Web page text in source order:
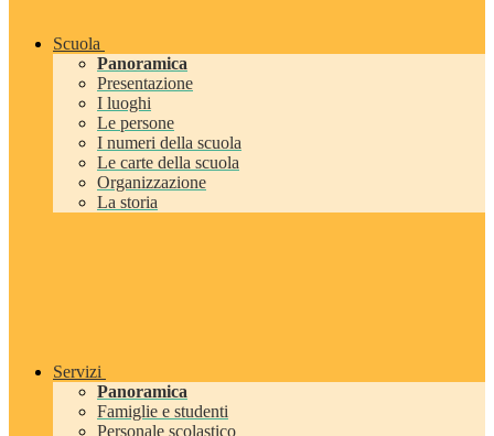
Scuola
Panoramica
Presentazione
I luoghi
Le persone
I numeri della scuola
Le carte della scuola
Organizzazione
La storia
Servizi
Panoramica
Famiglie e studenti
Personale scolastico